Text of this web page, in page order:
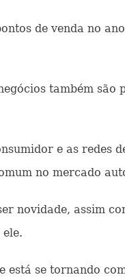
de venda no
também são
e as redes
no mercado
novidade, assim
se tornando